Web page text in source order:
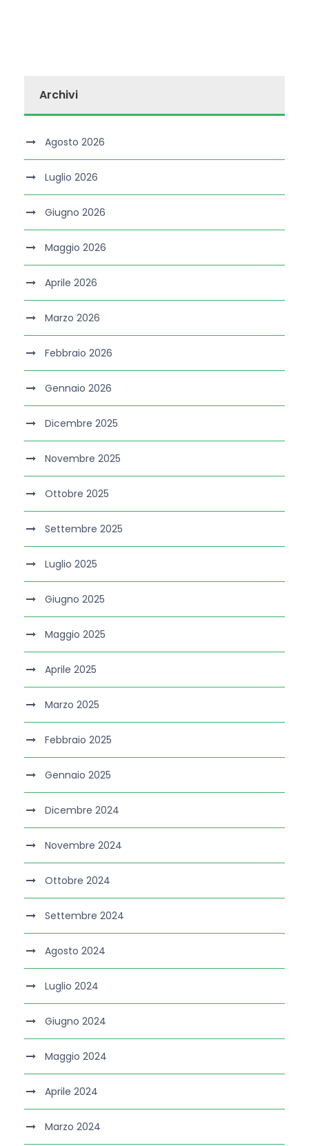
Archivi
Agosto 2026
Luglio 2026
Giugno 2026
Maggio 2026
Aprile 2026
Marzo 2026
Febbraio 2026
Gennaio 2026
Dicembre 2025
Novembre 2025
Ottobre 2025
Settembre 2025
Luglio 2025
Giugno 2025
Maggio 2025
Aprile 2025
Marzo 2025
Febbraio 2025
Gennaio 2025
Dicembre 2024
Novembre 2024
Ottobre 2024
Settembre 2024
Agosto 2024
Luglio 2024
Giugno 2024
Maggio 2024
Aprile 2024
Marzo 2024